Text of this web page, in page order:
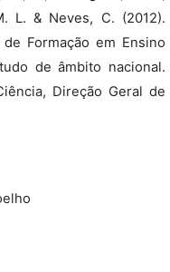
L. & Neves, C. (2012).
Formação em Ensino
de âmbito nacional.
Direção Geral de